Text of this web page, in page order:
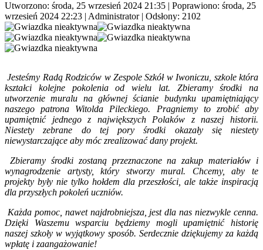
Utworzono: środa, 25 wrzesień 2024 21:35 | Poprawiono: środa, 25
wrzesień 2024 22:23 | Administrator| Odsłony: 2102
Jesteśmy Radą Rodziców w Zespole Szkół w Iwoniczu, szkole która
kształci kolejne pokolenia od wielu lat. Zbieramy środki na
utworzenie muralu na głównej ścianie budynku upamiętniający
naszego patrona Witolda Pileckiego. Pragniemy to zrobić aby
upamiętnić jednego z największych Polaków z naszej historii.
Niestety zebrane do tej pory środki okazały się niestety
niewystarczające aby móc zrealizować dany projekt.
Zbieramy środki zostaną przeznaczone na zakup materiałów i
wynagrodzenie artysty, który stworzy mural. Chcemy, aby te
projekty były nie tylko hołdem dla przeszłości, ale także inspiracją
dla przyszłych pokoleń uczniów.
Każda pomoc, nawet najdrobniejsza, jest dla nas niezwykle cenna.
Dzięki Waszemu wsparciu będziemy mogli upamiętnić historię
naszej szkoły w wyjątkowy sposób. Serdecznie dziękujemy za każdą
wpłatę i zaangażowanie!